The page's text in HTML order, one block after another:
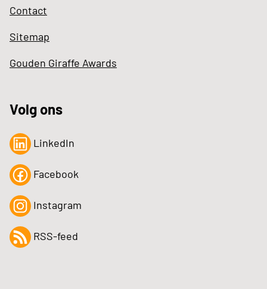
Contact
Sitemap
Gouden Giraffe Awards
Volg ons
LinkedIn
Facebook
Instagram
RSS-feed